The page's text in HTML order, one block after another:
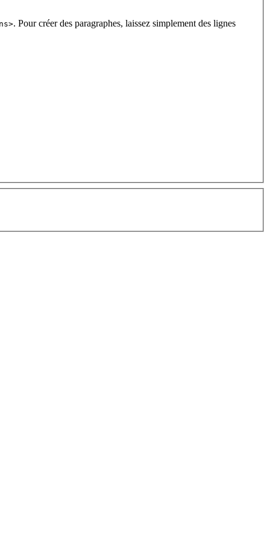
. Pour créer des paragraphes, laissez simplement des lignes